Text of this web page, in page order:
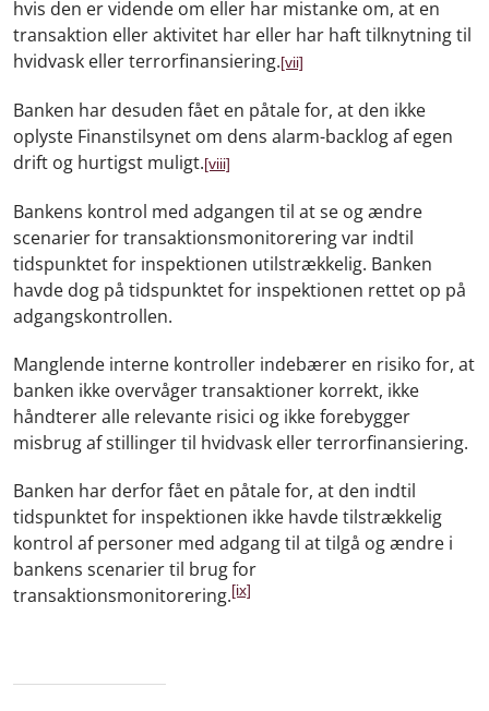
hvis den er vidende om eller har mistanke om, at en
transaktion eller aktivitet har eller har haft tilknytning til
hvidvask eller terrorfinansiering.[vii]
Banken har desuden fået en påtale for, at den ikke
oplyste Finanstilsynet om dens alarm-backlog af egen
drift og hurtigst muligt.[viii]
Bankens kontrol med adgangen til at se og ændre
scenarier for transaktionsmonitorering var indtil
tidspunktet for inspektionen utilstrækkelig. Banken
havde dog på tidspunktet for inspektionen rettet op på
adgangskontrollen.
Manglende interne kontroller indebærer en risiko for, at
banken ikke overvåger transaktioner korrekt, ikke
håndterer alle relevante risici og ikke forebygger
misbrug af stillinger til hvidvask eller terrorfinansiering.
Banken har derfor fået en påtale for, at den indtil
tidspunktet for inspektionen ikke havde tilstrækkelig
kontrol af personer med adgang til at tilgå og ændre i
bankens scenarier til brug for
transaktionsmonitorering.[ix]